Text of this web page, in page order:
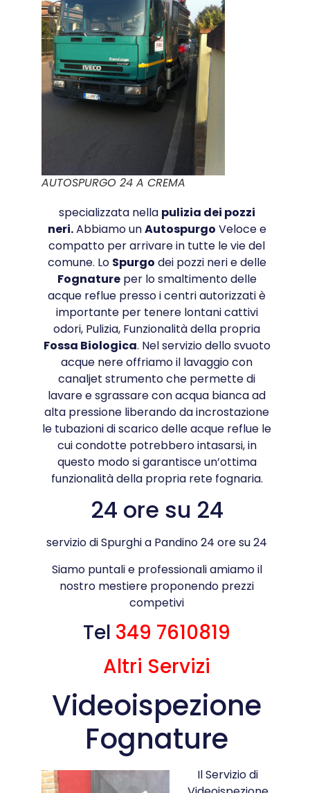
AUTOSPURGO 24 A CREMA
specializzata nella pulizia dei pozzi
neri.Abbiamo unAutospurgo Veloce e
compatto per arrivare in tutte le vie del
comune. Lo Spurgo dei pozzi neri e delle
Fognatureper lo smaltimento delle
acque reflue presso i centri autorizzati è
importante per tenere lontani cattivi
odori, Pulizia, Funzionalità della propria
Fossa Biologica. Nel servizio dello svuoto
acque nere offriamo il lavaggio con
canaljet strumento che permette di
lavare e sgrassare con acqua bianca ad
alta pressione liberando da incrostazione
le tubazioni di scarico delle acque reflue le
cui condotte potrebbero intasarsi, in
questo modo si garantisce un’ottima
funzionalità della propria rete fognaria.
24 ore su 24
servizio di Spurghi a Pandino 24 ore su 24
Siamo puntali e professionali amiamo il
nostro mestiere proponendo prezzi
competivi
Tel 349 7610819
Altri Servizi
Videoispezione
Fognature
Il Servizio di